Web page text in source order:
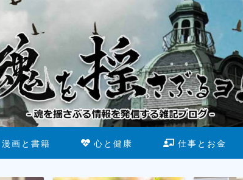
画と書籍 心と健康 仕事とお金